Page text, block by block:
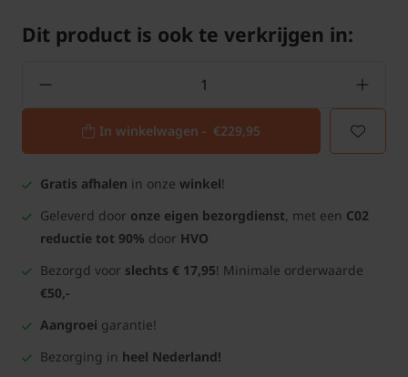
Dit product is ook te verkrijgen in:
In winkelwagen - €229,95
Gratis afhalen in onze winkel!
Geleverd door onze eigen bezorgdienst, met een C02
reductie tot 90% door HVO
Bezorgd voor slechts € 17,95! Minimale orderwaarde
€50,-
Aangroei garantie!
Bezorging in heel Nederland!